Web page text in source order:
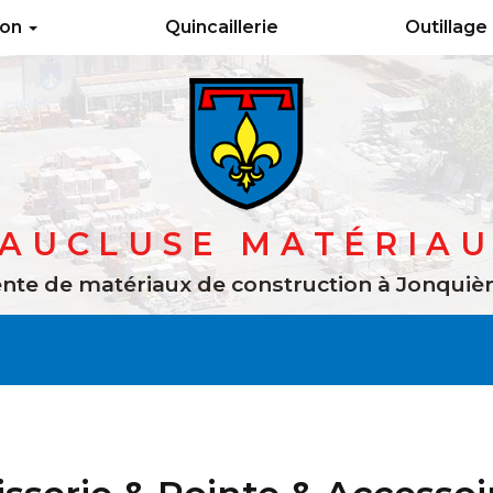
Quincaillerie Outillage
de matériaux de constructionà